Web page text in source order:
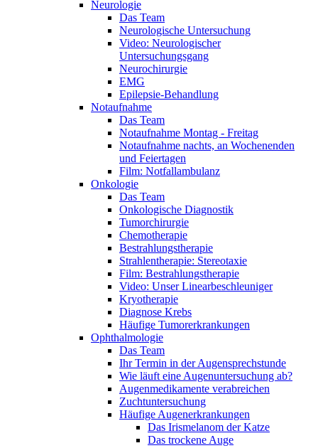
Neurologie
Das Team
Neurologische Untersuchung
Video: Neurologischer
Untersuchungsgang
Neurochirurgie
EMG
Epilepsie-Behandlung
Notaufnahme
Das Team
Notaufnahme Montag - Freitag
Notaufnahme nachts, an Wochenenden
und Feiertagen
Film: Notfallambulanz
Onkologie
Das Team
Onkologische Diagnostik
Tumorchirurgie
Chemotherapie
Bestrahlungstherapie
Strahlentherapie: Stereotaxie
Film: Bestrahlungstherapie
Video: Unser Linearbeschleuniger
Kryotherapie
Diagnose Krebs
Häufige Tumorerkrankungen
Ophthalmologie
Das Team
Ihr Termin in der Augensprechstunde
Wie läuft eine Augenuntersuchung ab?
Augenmedikamente verabreichen
Zuchtuntersuchung
Häufige Augenerkrankungen
Das Irismelanom der Katze
Das trockene Auge